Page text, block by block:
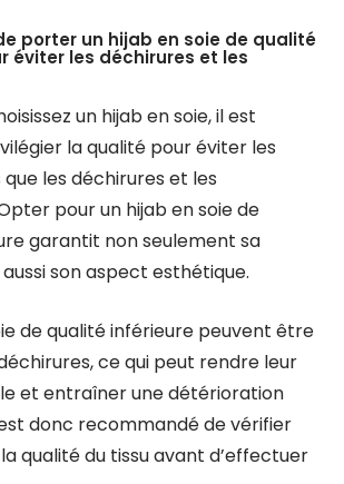
porter un hijab en soie de qualité
éviter les déchirures et les
un hijab en soie, il est
la qualité pour éviter les
les déchirures et les
pour un hijab en soie de
garantit non seulement sa
son aspect esthétique.
de qualité inférieure peuvent être
ce qui peut rendre leur
et entraîner une détérioration
donc recommandé de vérifier
qualité du tissu avant d’effectuer